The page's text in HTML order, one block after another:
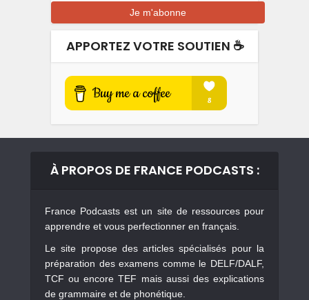
APPORTEZ VOTRE SOUTIEN ☕️
À PROPOS DE FRANCE PODCASTS :
France Podcasts est un site de ressources pour
apprendre et vous perfectionner en français.
Le site propose des articles spécialisés pour la
préparation des examens comme le DELF/DALF,
TCF ou encore TEF mais aussi des explications
de grammaire et de phonétique.